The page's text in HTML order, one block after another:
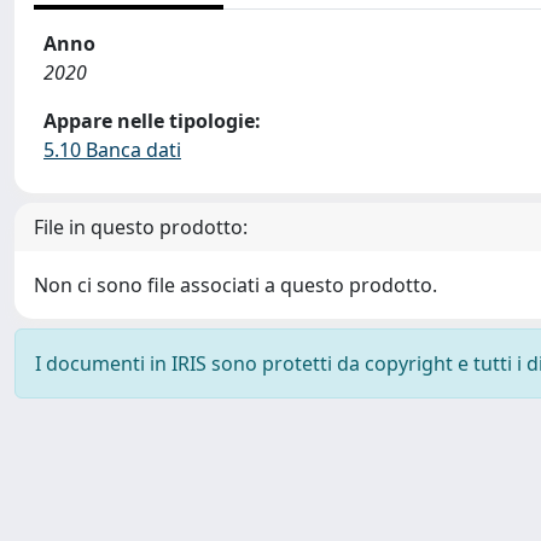
Anno
2020
Appare nelle tipologie:
5.10 Banca dati
File in questo prodotto:
Non ci sono file associati a questo prodotto.
I documenti in IRIS sono protetti da copyright e tutti i